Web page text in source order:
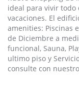
ideal para vivir todo
vacaciones. El
amenities: Piscinas
de Diciembre a
funcional, Sauna,
ultimo piso y
consulte con